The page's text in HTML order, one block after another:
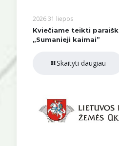
2026 31 liepos
Kviečiame teikti
„Sumanieji kaimai”
Skaityti daugiau